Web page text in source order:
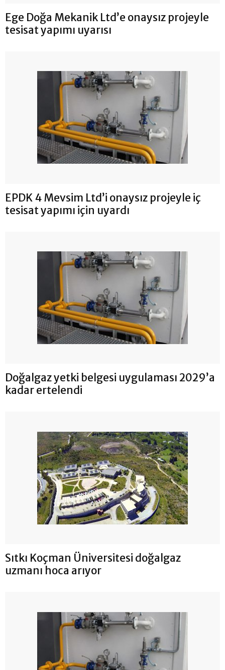
Ege Doğa Mekanik Ltd’e onaysız projeyle
tesisat yapımı uyarısı
EPDK 4 Mevsim Ltd’i onaysız projeyle iç
tesisat yapımı için uyardı
Doğalgaz yetki belgesi uygulaması 2029’a
kadar ertelendi
Sıtkı Koçman Üniversitesi doğalgaz
uzmanı hoca arıyor